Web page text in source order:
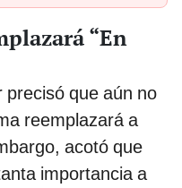
“En
que aún no
reemplazará a
acotó que
importancia a